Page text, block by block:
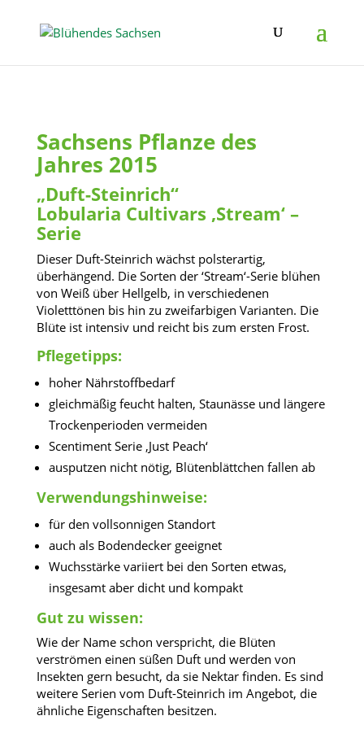
Sachsens Pflanze des
Jahres 2015
„Duft-Steinrich“
Lobularia Cultivars ‚Stream‘ –
Serie
Dieser Duft-Steinrich wächst polsterartig,
überhängend. Die Sorten der ‘Stream‘-Serie blühen
von Weiß über Hellgelb, in verschiedenen
Violetttönen bis hin zu zweifarbigen Varianten. Die
Blüte ist intensiv und reicht bis zum ersten Frost.
Pflegetipps:
hoher Nährstoffbedarf
gleichmäßig feucht halten, Staunässe und längere
Trockenperioden vermeiden
Scentiment Serie ‚Just Peach‘
ausputzen nicht nötig, Blütenblättchen fallen ab
Verwendungshinweise:
für den vollsonnigen Standort
auch als Bodendecker geeignet
Wuchsstärke variiert bei den Sorten etwas,
insgesamt aber dicht und kompakt
Gut zu wissen:
Wie der Name schon verspricht, die Blüten
verströmen einen süßen Duft und werden von
Insekten gern besucht, da sie Nektar finden. Es sind
weitere Serien vom Duft-Steinrich im Angebot, die
ähnliche Eigenschaften besitzen.